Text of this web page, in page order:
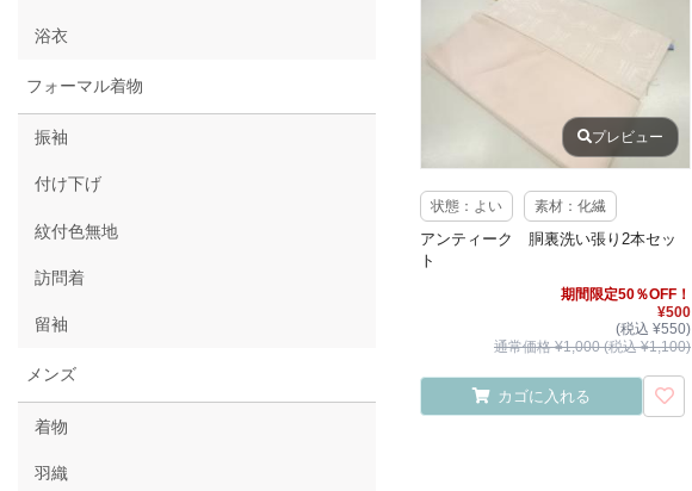
浴衣
フォーマル着物
振袖
付け下げ
紋付色無地
訪問着
留袖
メンズ
着物
羽織
プレビュー
状態：よい 素材：化繊
アンティーク 胴裏洗い張り2本セッ
ト
期間限定50％OFF！
¥500
(税込 ¥550)
通常価格 ¥1,000 (税込 ¥1,100)
カゴに入れる